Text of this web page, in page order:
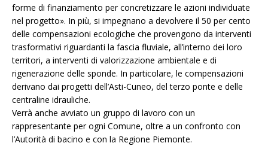
forme di finanziamento per concretizzare le azioni individuate
nel progetto». In più, si impegnano a devolvere il 50 per cento
delle compensazioni ecologiche che provengono da interventi
trasformativi riguardanti la fascia fluviale, all’interno dei loro
territori, a interventi di valorizzazione ambientale e di
rigenerazione delle sponde. In particolare, le compensazioni
derivano dai progetti dell’Asti-Cuneo, del terzo ponte e delle
centraline idrauliche.
Verrà anche avviato un gruppo di lavoro con un
rappresentante per ogni Comune, oltre a un confronto con
l’Autorità di bacino e con la Regione Piemonte.